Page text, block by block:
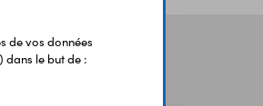
de vos données
dans le but de :